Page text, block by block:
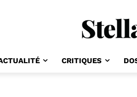
CRITIQUES